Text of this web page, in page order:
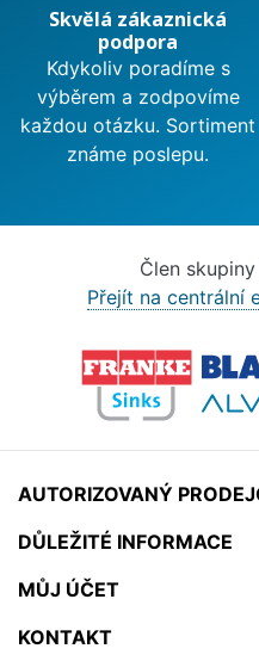
Skvělá zákaznická
podpora
Kdykoliv poradíme s
výběrem a zodpovíme
každou otázku. Sortiment
známe poslepu.
Člen skupiny
Přejít na centrální
AUTORIZOVANÝ
DŮLEŽITÉ INFORMACE
MŮJ ÚČET
KONTAKT